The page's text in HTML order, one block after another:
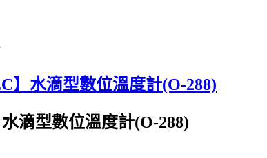
】水滴型數位溫度計(O-288)
滴型數位溫度計(O-288)